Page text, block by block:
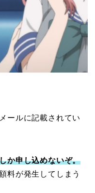
ールに記載されてい
か申し込めないぞ。
料が発生してしまう